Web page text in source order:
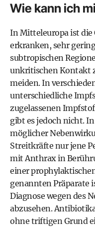
Wie kann ich
In Mitteleuropa ist die
erkranken, sehr
subtropischen
unkritischen Kontakt
meiden. In
unterschiedliche
zugelassenen
gibt es jedoch nicht.
möglicher
Streitkräfte nur jene
mit Anthrax in
einer
genannten Präparate
Diagnose wegen des
abzusehen.
ohne triftigen Grund